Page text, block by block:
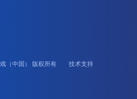
戏（中国） 版权所有 技术支持